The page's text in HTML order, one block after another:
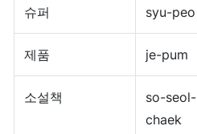
슈퍼 syu-peo
제품 je-pum
소설책
so-seol-
chaek